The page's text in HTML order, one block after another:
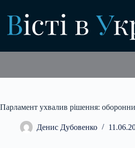
вмісту
Парламент ухвалив рішення:
Денис Дубовенко